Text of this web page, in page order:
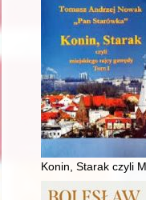
Konin, Starak czyli